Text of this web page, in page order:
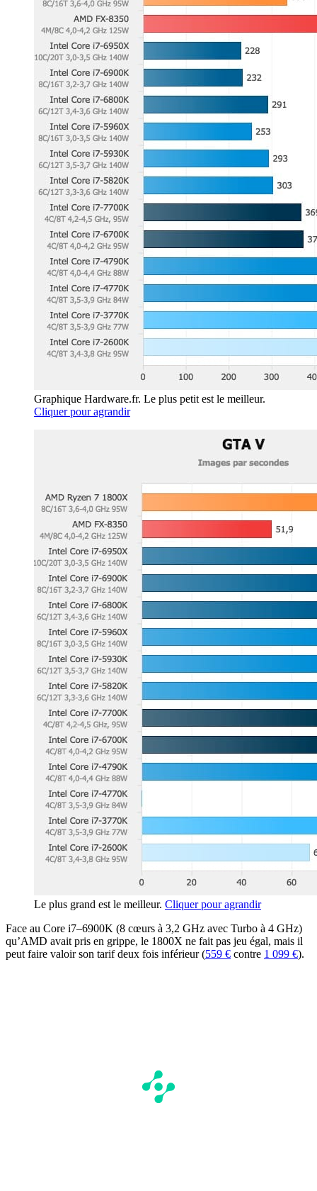
Graphique Hardware.fr. Le plus petit est le meilleur.
Cliquer pour agrandir
Le plus grand est le meilleur. Cliquer pour agrandir
Face au Core i7–6900K (8 cœurs à 3,2 GHz avec Turbo à 4 GHz)
qu’AMD avait pris en grippe, le 1800X ne fait pas jeu égal, mais il
peut faire valoir son tarif deux fois inférieur (559 € contre 1 099 €).